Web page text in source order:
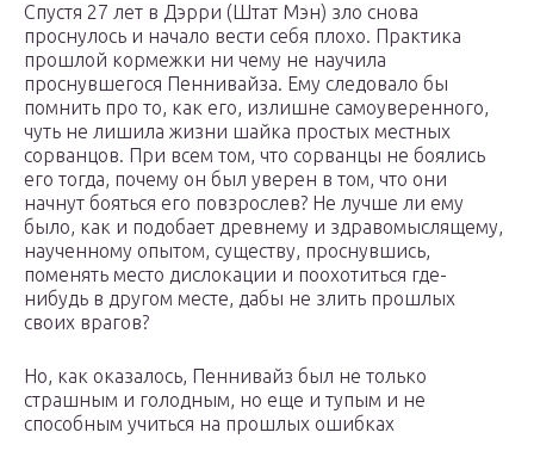
Спустя 27 лет в Дэрри (Штат Мэн) зло снова
проснулось и начало вести себя плохо. Практика
прошлой кормежки ни чему не научила
проснувшегося Пеннивайза. Ему следовало бы
помнить про то, как его, излишне самоуверенного,
чуть не лишила жизни шайка простых местных
сорванцов. При всем том, что сорванцы не боялись
его тогда, почему он был уверен в том, что они
начнут бояться его повзрослев? Не лучше ли ему
было, как и подобает древнему и здравомыслящему,
наученному опытом, существу, проснувшись,
поменять место дислокации и поохотиться где-
нибудь в другом месте, дабы не злить прошлых
своих врагов?
Но, как оказалось, Пеннивайз был не только
страшным и голодным, но еще и тупым и не
способным учиться на прошлых ошибках